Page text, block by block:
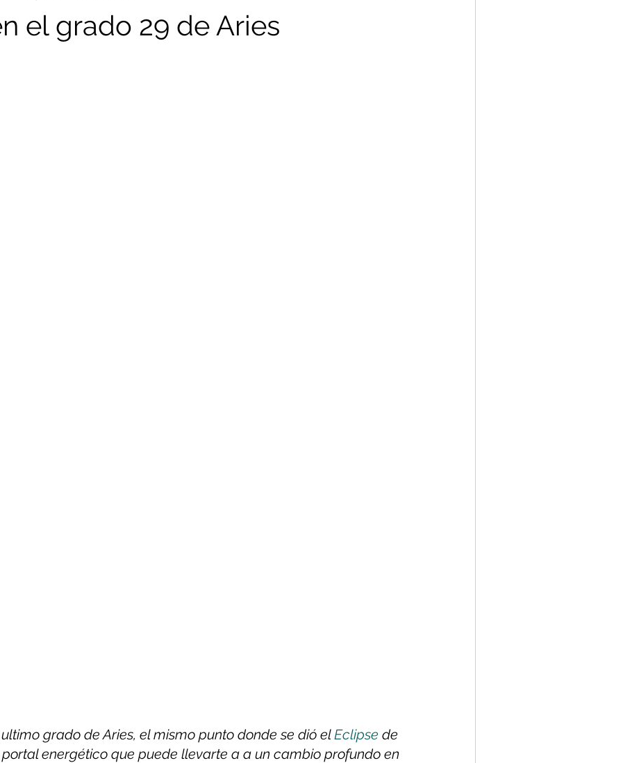
el grado 29 de Aries
grado de Aries, el mismo punto donde se dió el Eclipse de
portal energético que puede llevarte a a un cambio profundo en